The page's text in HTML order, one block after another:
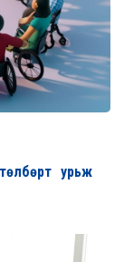
урьж